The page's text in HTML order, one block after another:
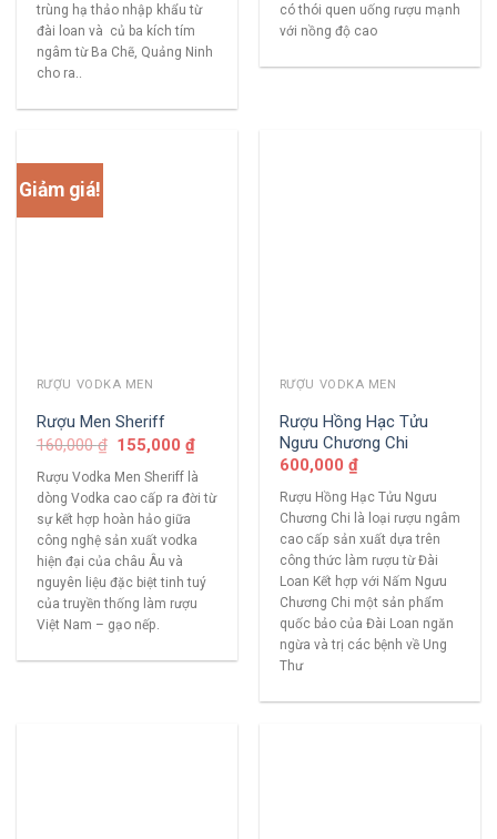
trùng hạ thảo nhập khẩu từ
đài loan và củ ba kích tím
ngâm từ Ba Chẽ, Quảng Ninh
cho ra..
có thói quen uống rượu mạnh
với nồng độ cao
Giảm giá!
RƯỢU VODKA MEN
Rượu Men Sheriff
160,000₫ 155,000₫
Rượu Vodka Men Sheriff là
dòng Vodka cao cấp ra đời từ
sự kết hợp hoàn hảo giữa
công nghệ sản xuất vodka
hiện đại của châu Âu và
nguyên liệu đặc biệt tinh tuý
của truyền thống làm rượu
Việt Nam – gạo nếp.
RƯỢU VODKA MEN
Rượu Hồng Hạc Tửu
Ngưu Chương Chi
600,000 ₫
Rượu Hồng Hạc Tửu Ngưu
Chương Chi là loại rượu ngâm
cao cấp sản xuất dựa trên
công thức làm rượu từ Đài
Loan Kết hợp với Nấm Ngưu
Chương Chi một sản phẩm
quốc bảo của Đài Loan ngăn
ngừa và trị các bệnh về Ung
Thư